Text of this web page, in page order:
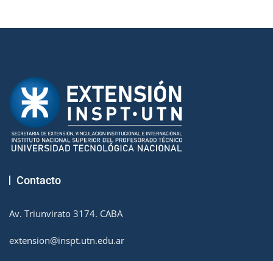
Contacto
Av. Triunvirato 3174. CABA
extension@inspt.utn.edu.ar